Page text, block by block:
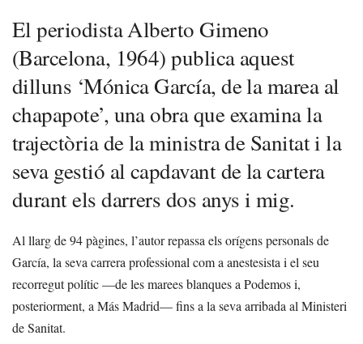
El periodista Alberto Gimeno
(Barcelona, 1964) publica aquest
dilluns ‘Mónica García, de la marea al
chapapote’, una obra que examina la
trajectòria de la ministra de Sanitat i la
seva gestió al capdavant de la cartera
durant els darrers dos anys i mig.
Al llarg de 94 pàgines, l’autor repassa els orígens personals de
García, la seva carrera professional com a anestesista i el seu
recorregut polític —de les marees blanques a Podemos i,
posteriorment, a Más Madrid— fins a la seva arribada al Ministeri
de Sanitat.